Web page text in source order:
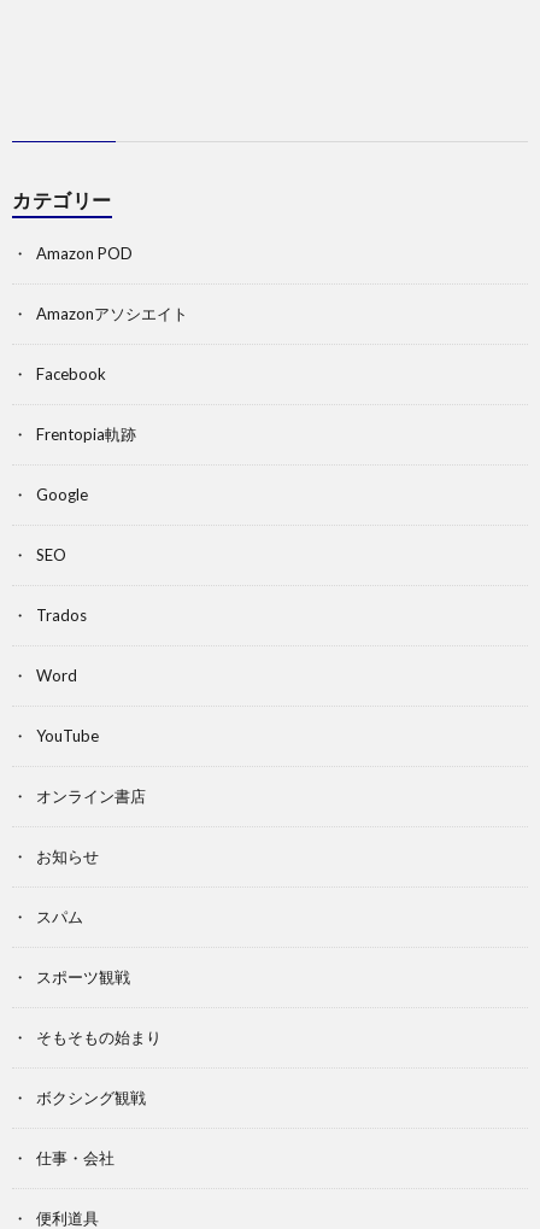
カテゴリー
Amazon POD
Amazonアソシエイト
Facebook
Frentopia軌跡
Google
SEO
Trados
Word
YouTube
オンライン書店
お知らせ
スパム
スポーツ観戦
そもそもの始まり
ボクシング観戦
仕事・会社
便利道具